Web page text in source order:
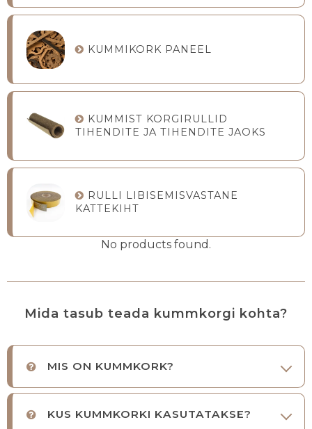
KUMMIKORK PANEEL
KUMMIST KORGIRULLID
TIHENDITE JA TIHENDITE JAOKS
RULLI LIBISEMISVASTANE
KATTEKIHT
No products found.
Mida tasub teada kummkorgi kohta?
MIS ON KUMMKORK?
KUS KUMMKORKI KASUTATAKSE?